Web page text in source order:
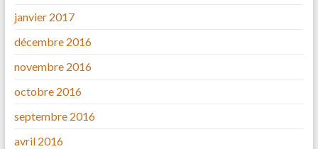
janvier 2017
décembre 2016
novembre 2016
octobre 2016
septembre 2016
avril 2016